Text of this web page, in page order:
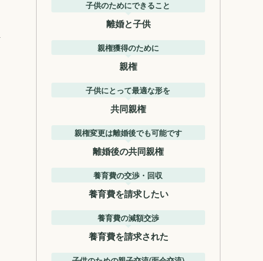
子供のためにできること
離婚と子供
親権獲得のために
親権
子供にとって最適な形を
共同親権
親権変更は離婚後でも可能です
離婚後の共同親権
養育費の交渉・回収
養育費を請求したい
養育費の減額交渉
養育費を請求された